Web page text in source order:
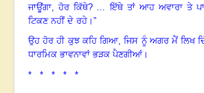
ਜਾਊਂਗਾ,ਹੋਰ ਕਿੱਥੇ? ... ਇੱਥੇ ਤਾਂ ਆਹ ਅਵਾਰਾ ਤੇ
ਟਿਕਣ ਨਹੀਂ ਦੇ ਰਹੇ । ”
ਉਹ ਹੋਰ ਹੀ ਕੁਝ ਕਹਿ ਗਿਆ,ਜਿਸ ਨੂੰ ਅਗਰ ਮੈਂ ਲਿਖ
ਧਾਰਮਿਕ ਭਾਵਨਾਵਾਂ ਭੜਕ ਪੈਣਗੀਆਂ।
* * * * *